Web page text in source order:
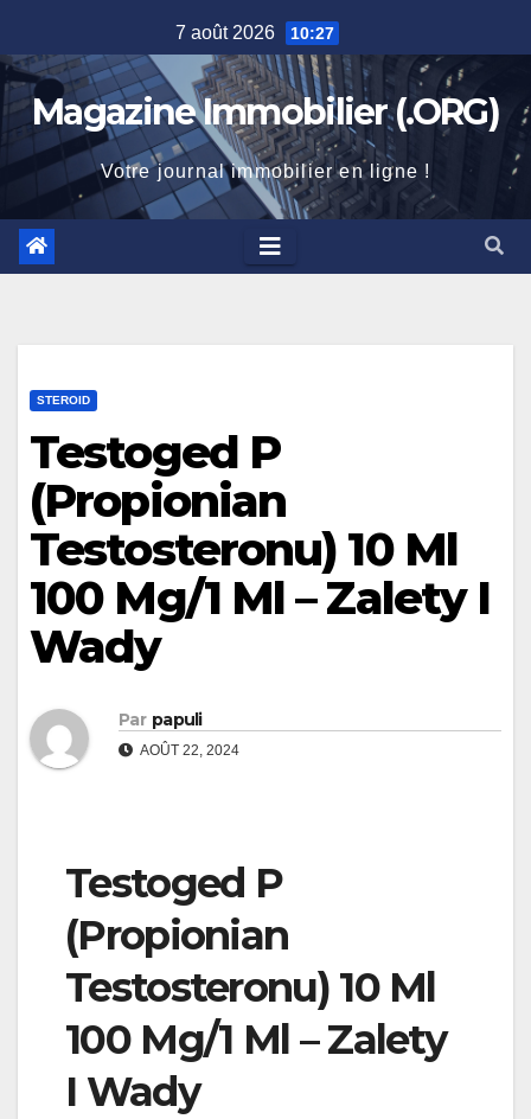
to
content
7 août 2026 10:27
Magazine Immobilier (.ORG)
Votre journal immobilier en ligne !
STEROID
Testoged P
(Propionian
Testosteronu) 10 Ml
100 Mg/1 Ml – Zalety I
Wady
Par papuli
AOÛT 22, 2024
Testoged P
(Propionian
Testosteronu) 10 Ml
100 Mg/1 Ml – Zalety
I Wady